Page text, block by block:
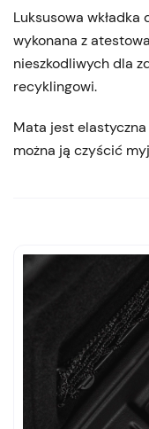
Luksusowa wkładka
wykonana z
nieszkodliwych dla
recyklingowi.
Mata jest
można ją czyścić